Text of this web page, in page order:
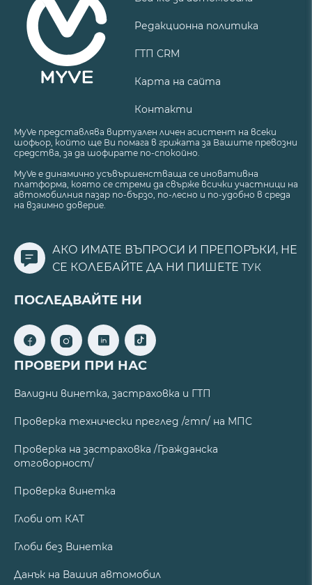
Редакционна политика
ГТП CRM
Карта на сайта
Контакти
MyVe представлява виртуален личен асистент на всеки
шофьор, който ще Ви помага в грижата за Вашите превозни
средства, за да шофирате по-спокойно.
MyVe е динамично усъвършенстваща се иновативна
платформа, която се стреми да свърже всички участници на
автомобилния пазар по-бързо, по-лесно и по-удобно в среда
на взаимно доверие.
АКО ИМАТЕ ВЪПРОСИ И ПРЕПОРЪКИ, НЕ
СЕ КОЛЕБАЙТЕ ДА НИ ПИШЕТЕ ТУК
ПОСЛЕДВАЙТЕ НИ
ПРОВЕРИ ПРИ НАС
Валидни винетка, застраховка и ГТП
Проверка технически преглед /гтп/ на МПС
Проверка на застраховка /Гражданска
отговорност/
Проверка винетка
Глоби от КАТ
Глоби без Винетка
Данък на Вашия автомобил